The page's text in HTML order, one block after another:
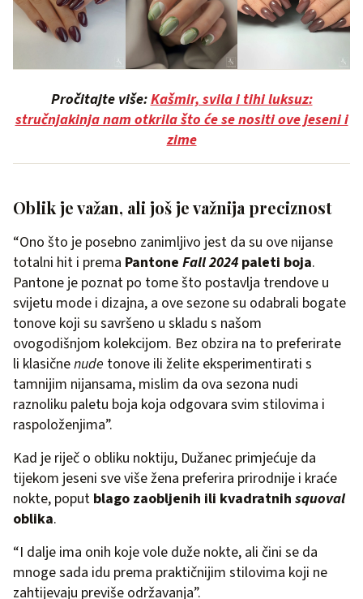
Pročitajte više:Kašmir, svila i tihi luksuz:
stručnjakinja nam otkrila što će se nositi ove jeseni i
zime
Oblik je važan, ali još je važnija preciznost
“Ono što je posebno zanimljivo jest da su ove nijanse
totalni hit i prema Pantone Fall 2024 paleti boja.
Pantone je poznat po tome što postavlja trendove u
svijetu mode i dizajna, a ove sezone su odabrali bogate
tonove koji su savršeno u skladu s našom
ovogodišnjom kolekcijom. Bez obzira na to preferirate
li klasičnenude tonove ili želite eksperimentirati s
tamnijim nijansama, mislim da ova sezona nudi
raznoliku paletu boja koja odgovara svim stilovima i
raspoloženjima”.
Kad je riječ o obliku noktiju, Dužanec primjećuje da
tijekom jeseni sve više žena preferira prirodnije i kraće
nokte, poput blago zaobljenih ili kvadratnih squoval
oblika.
“I dalje ima onih koje vole duže nokte, ali čini se da
mnoge sada idu prema praktičnijim stilovima koji ne
zahtijevaju previše održavanja”.